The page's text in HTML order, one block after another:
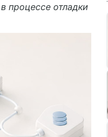
процессе отладки